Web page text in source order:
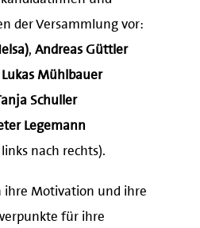
der Versammlung vor:
Andreas Güttler
Lukas Mühlbauer
Schuller
Legemann
links nach rechts).
ihre Motivation und ihre
für ihre